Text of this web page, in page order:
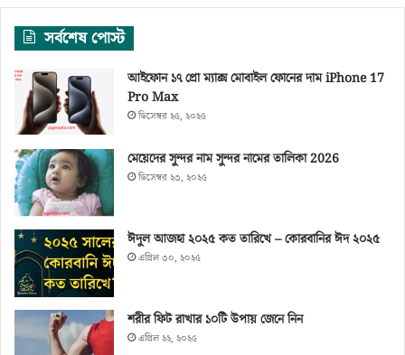
সর্বশেষ পোস্ট
আইফোন ১৭ প্রো ম্যাক্স মোবাইল ফোনের দাম iPhone 17
Pro Max
ডিসেম্বর ২৫, ২০২৫
মেয়েদের সুন্দর নাম সুন্দর নামের তালিকা 2026
ডিসেম্বর ২৩, ২০২৫
ঈদুল আজহা ২০২৫ কত তারিখে – কোরবানির ঈদ ২০২৫
এপ্রিল ৩০, ২০২৫
শরীর ফিট রাখার ১০টি উপায় জেনে নিন
এপ্রিল ২২, ২০২৫